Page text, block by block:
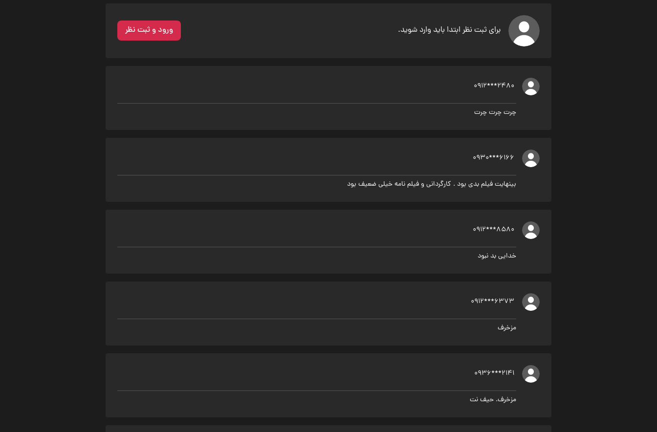
برای ثبت نظر ابتدا باید وارد شوید. ورود و ثبت نظر
0912***2480
چرت چرت چرت
0930***6166
بینهایت فیلم بدی بود . کارگردانی و فیلم نامه خیلی ضعیف بود
0912***8580
خدایی بد نبود
0912***6373
مزخرف
0936***2141
مزخرف. حیف نت